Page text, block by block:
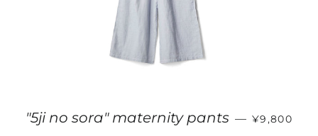
"5ji no sora" maternity pants — 販売価格
¥9,800